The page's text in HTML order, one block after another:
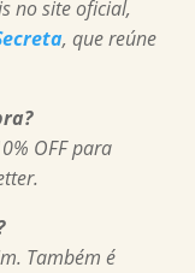
no site oficial,
, que reúne
OFF para
Também é